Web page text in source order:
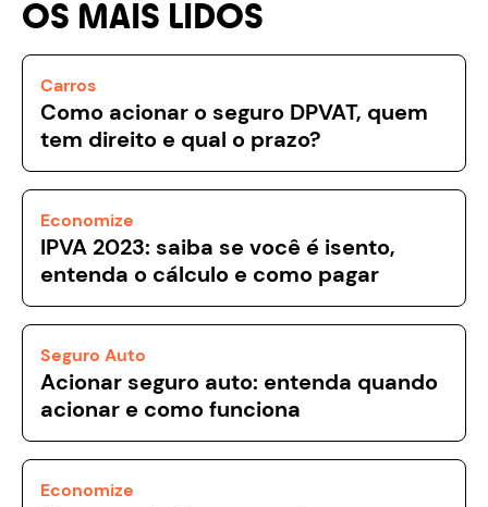
OS MAIS LIDOS
Carros
Como acionar o seguro DPVAT, quem
tem direito e qual o prazo?
Economize
IPVA 2023: saiba se você é isento,
entenda o cálculo e como pagar
Seguro Auto
Acionar seguro auto: entenda quando
acionar e como funciona
Economize